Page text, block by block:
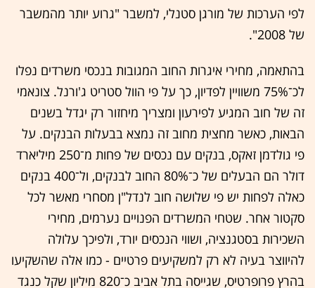
לפי הערכות של מורגן סטנלי, למשבר "גרוע יותר מהמשבר
של 2008".
בהתאמה, מחירי איגרות החוב המגובות בנכסי משרדים נפלו
לכ־75% משוויין לפדיון, כך על פי הוול סטריט ג'ורנל. צונאמי
זה של חוב המגיע לפירעון ומצריך מיחזור רק יגדל בשנים
הבאות, כאשר מחצית מחוב זה נמצא בבעלות הבנקים. על
פי גולדמן זאקס, בנקים עם נכסים של פחות מ־250 מיליארד
דולר הם הבעלים של כ־80% החוב לבנקים, ול־400 בנקים
כאלה לפחות יש פי שלושה חוב לנדל"ן מסחרי מאשר לכל
סקטור אחר. שטחי המשרדים הפנויים נערמים, מחירי
השכירות בסטגנציה, ושווי הנכסים יורד, ולפיכך עלולה
להיווצר בעיה לא רק למשקיעים פרטיים - כמו אלה שהשקיעו
בהרץ פרופרטיס, שגייסה בתל אביב כ־820 מיליון שקל כנגד